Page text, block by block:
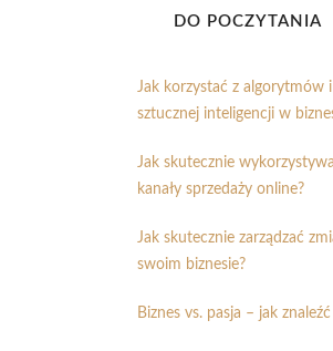
DO POCZYTANIA
Jak korzystać z algorytmów i
sztucznej inteligencji w
Jak skutecznie
kanały sprzedaży online?
Jak skutecznie zarządzać
swoim biznesie?
Biznes vs. pasja – jak